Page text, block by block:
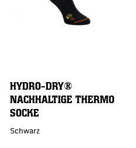
HYDRO-DRY®
NACHHALTIGE THERMO
SOCKE
Schwarz